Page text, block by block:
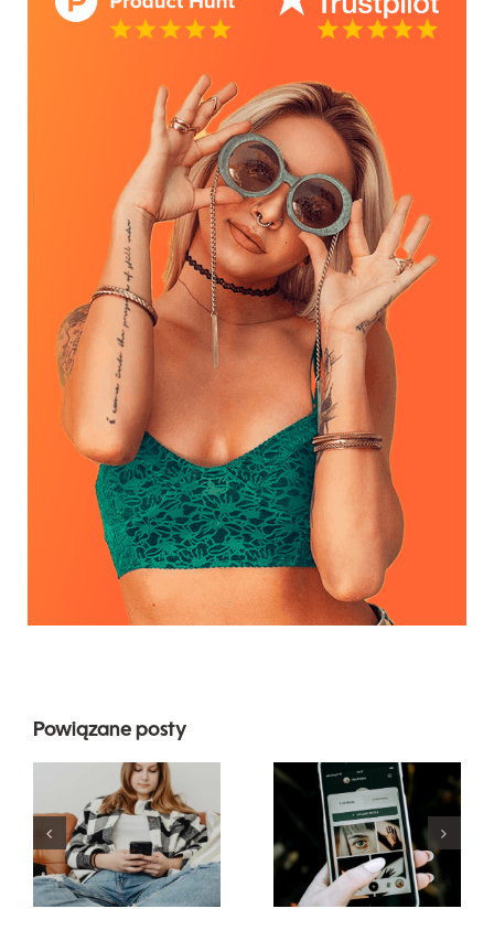
Powiązane posty
Innowacyjne
strategie
zwiększania
widoczności
grup na
Facebooku
Najlepsze
praktyki
korzystania
z filtrów
rzeczywistości
rozszerzonej